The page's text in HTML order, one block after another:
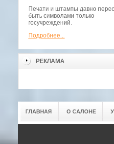
Печати и штампы давно
быть символами только
госучреждений.
Подробнее...
РЕКЛАМА
ГЛАВНАЯ О САЛОНЕ